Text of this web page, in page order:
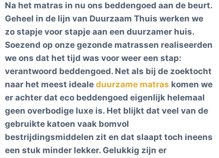
Na het matras in nu ons beddengoed aan de beurt.
Geheel in de lijn van Duurzaam Thuis werken we
zo stapje voor stapje aan een duurzamer huis.
Soezend op onze gezonde matrassen realiseerden
we ons dat het tijd was voor weer een stap:
verantwoord beddengoed. Net als bij de zoektocht
naar het meest ideale duurzame matras komen we
er achter dat eco beddengoed eigenlijk helemaal
geen overbodige luxe is. Het blijkt dat veel van de
gebruikte katoen vaak bomvol
bestrijdingsmiddelen zit en dat slaapt toch ineens
een stuk minder lekker. Gelukkig zijn er